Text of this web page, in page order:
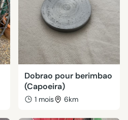
Dobrao pour berimbao
(Capoeira)
1 mois 6km